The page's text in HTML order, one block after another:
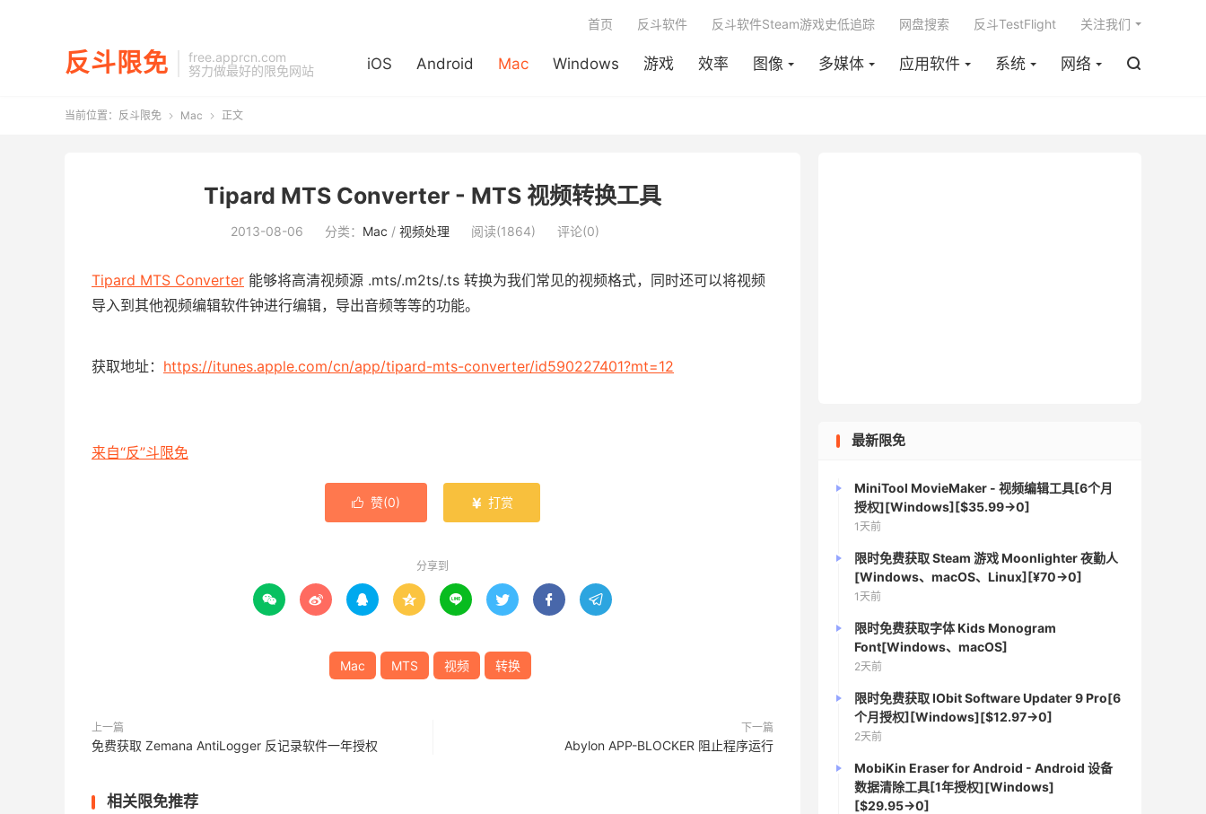
反斗限免
free.apprcn.com
努力做最好的限免网站
iOS Android Mac Windows 游戏 效率 图像 多媒体 应用软件 系统 网络 
首页 反斗软件 反斗软件Steam游戏史低追踪 网盘搜索 反斗TestFlight 关注我们
当前位置： 反斗限免  Mac  正文
Tipard MTS Converter - MTS 视频转换工具
2013-08-06 分类： Mac / 视频处理 阅读(1864) 评论(0)
Tipard MTS Converter 能够将高清视频源 .mts/.m2ts/.ts 转换为我们常见的视频格式，同时还可以将视频
导入到其他视频编辑软件钟进行编辑，导出音频等等的功能。
获取地址： https://itunes.apple.com/cn/app/tipard-mts-converter/id590227401?mt=12
来自“反”斗限免
 赞(0)  打赏
分享到
       
Mac MTS 视频 转换
上一篇
免费获取 Zemana AntiLogger 反记录软件一年授权
下一篇
Abylon APP-BLOCKER 阻止程序运行
相关限免推荐
最新限免
MiniTool MovieMaker - 视频编辑工具[6个月
授权][Windows][$35.99→0]
1天前
限时免费获取 Steam 游戏 Moonlighter 夜勤人
[Windows、macOS、Linux][¥70→0]
1天前
限时免费获取字体 Kids Monogram
Font[Windows、macOS]
2天前
限时免费获取 IObit Software Updater 9 Pro[6
个月授权][Windows][$12.97→0]
2天前
MobiKin Eraser for Android - Android 设备
数据清除工具[1年授权][Windows]
[$29.95→0]